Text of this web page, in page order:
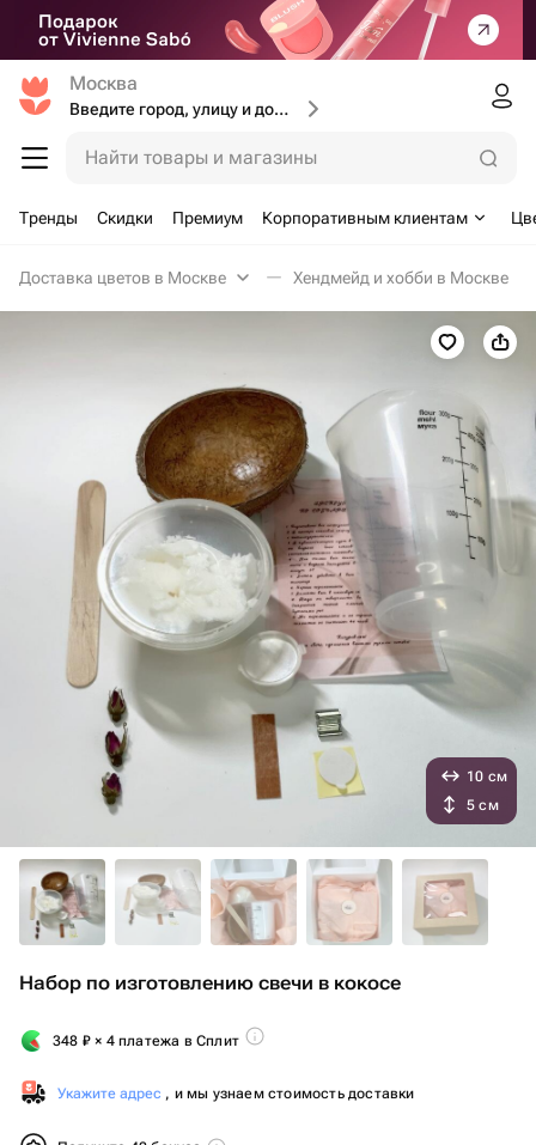
Москва
Введите город, улицу и дом доставки
Найти товары и магазины
Тренды Скидки Премиум Корпоративным клиентам
Доставка цветов в Москве Хендмейд и хобби в Москве
Набор по изготовлению свечи в кокосе
348 ₽ × 4 платежа в Сплит
Укажите адрес , и мы узнаем стоимость доставки
10 см
5 см